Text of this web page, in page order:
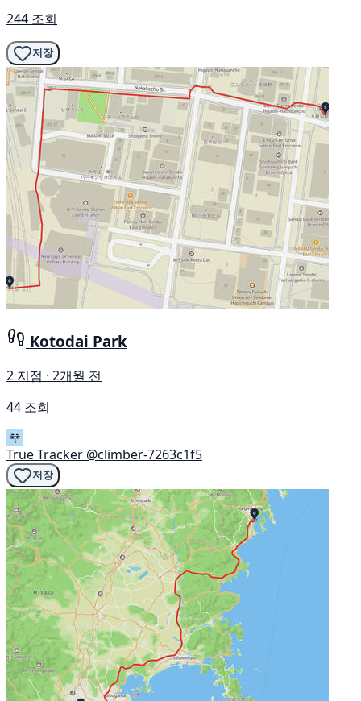
244 조회
저장
Kotodai Park
2 지점 · 2개월 전
44 조회
True Tracker @climber-7263c1f5
저장